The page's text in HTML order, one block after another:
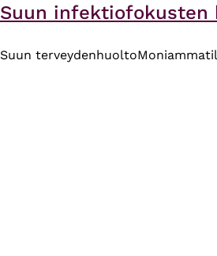
Suun infektiofokusten
Suun terveydenhuolto